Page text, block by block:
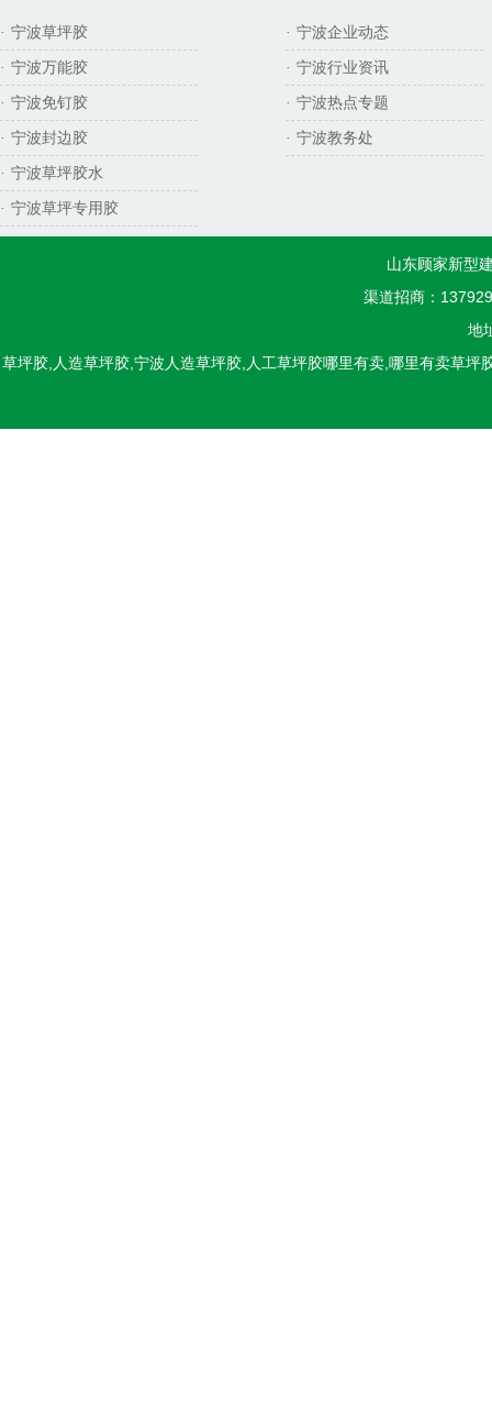
· 宁波草坪胶
· 宁波万能胶
· 宁波免钉胶
· 宁波封边胶
· 宁波草坪胶水
· 宁波草坪专用胶
· 宁波企业动态
· 宁波行业资讯
· 宁波热点专题
· 宁波教务处
山东顾家新型
渠道招商：
地
草坪胶,人造草坪胶,宁波人造草坪胶,人工草坪胶哪里有卖,哪里有卖草